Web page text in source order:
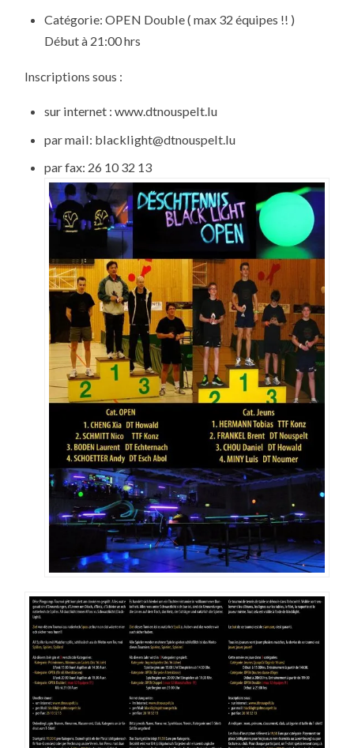
Catégorie: OPEN Double ( max 32 équipes !! )
Début à 21:00 hrs
Inscriptions sous :
sur internet : www.dtnouspelt.lu
par mail: blacklight@dtnouspelt.lu
par fax: 26 10 32 13